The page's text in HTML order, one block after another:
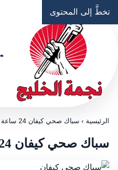
تخطَّ إلى المحتوى
الرئيسية ›سباك صحي كيفان 24 ساعة
سباك صحي كيفان 24 ساعة